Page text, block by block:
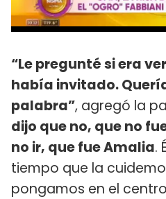
“Le pregunté si era
había invitado.
palabra”, agregó la
dijo que no, que no
no ir, que fue Amalia.
tiempo que la
pongamos en el